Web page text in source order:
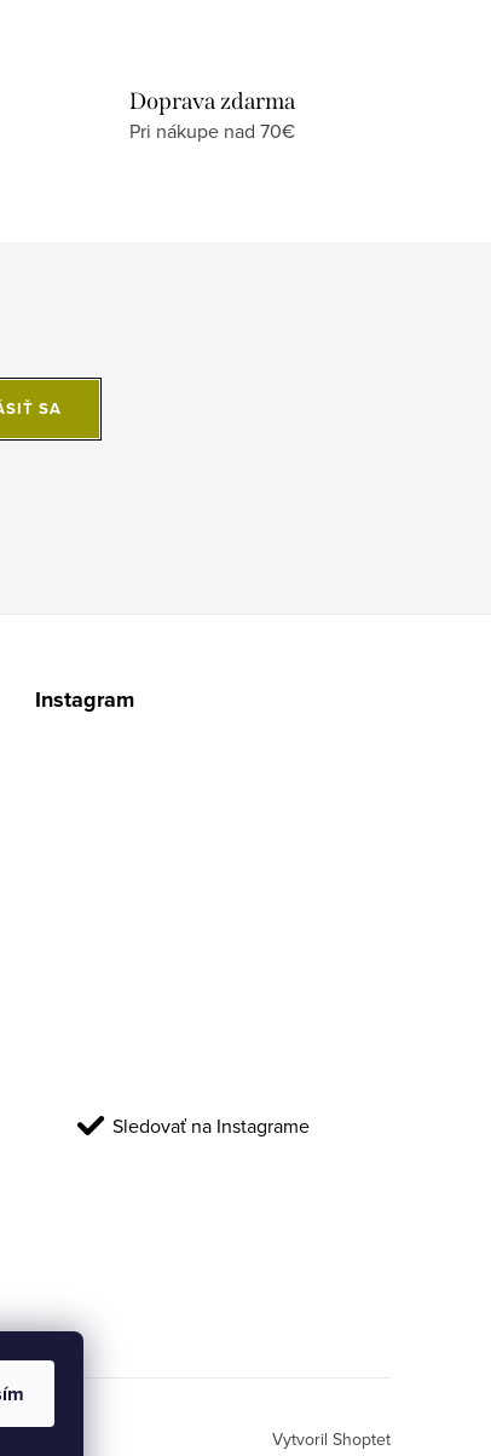
Doprava zdarma
Pri nákupe nad 70€
SA
Instagram
Sledovať na Instagrame
Vytvoril Shoptet